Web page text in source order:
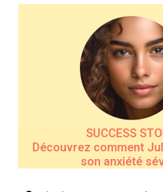
SUCCESS
Découvrez comment
son anxiété